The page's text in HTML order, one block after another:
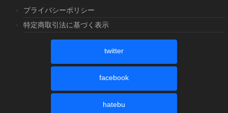
プライバシーポリシー
特定商取引法に基づく表示
twitter
facebook
hatebu